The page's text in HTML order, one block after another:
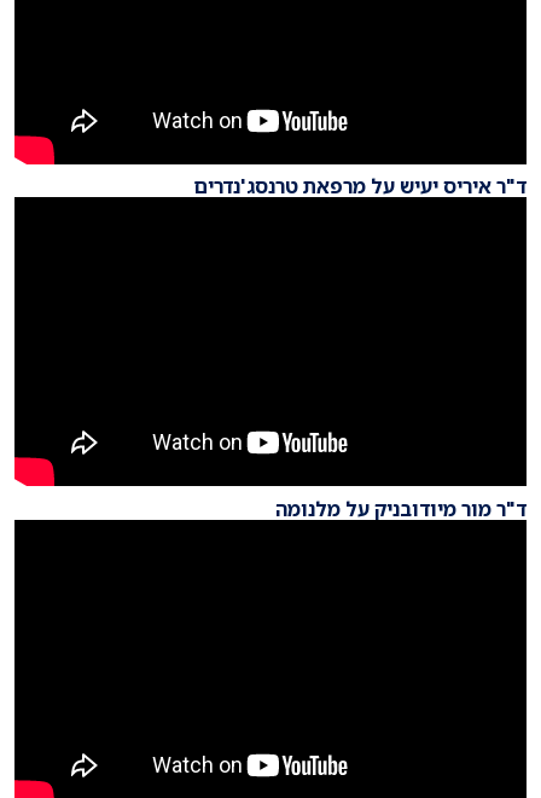
ד"ר איריס יעיש על מרפאת טרנסג'נדרים
ד"ר מור מיודובניק על מלנומה